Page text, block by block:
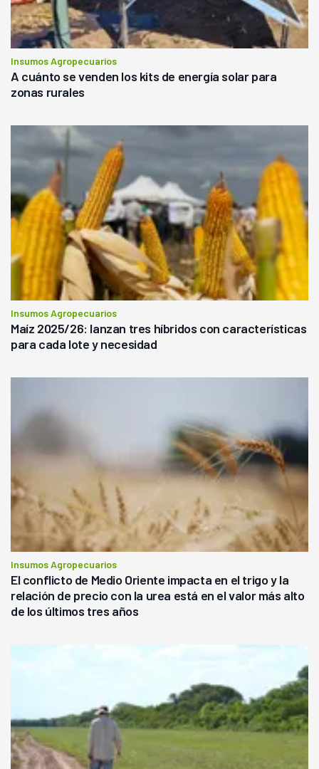
Insumos Agropecuarios
A cuánto se venden los kits de energía solar para
zonas rurales
Insumos Agropecuarios
Maíz 2025/26: lanzan tres híbridos con características
para cada lote y necesidad
Insumos Agropecuarios
El conflicto de Medio Oriente impacta en el trigo y la
relación de precio con la urea está en el valor más alto
de los últimos tres años